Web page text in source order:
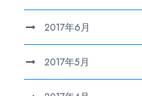
2017年6月
2017年5月